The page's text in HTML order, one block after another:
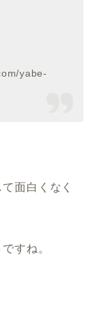
yabe-
面白くなく
すね。